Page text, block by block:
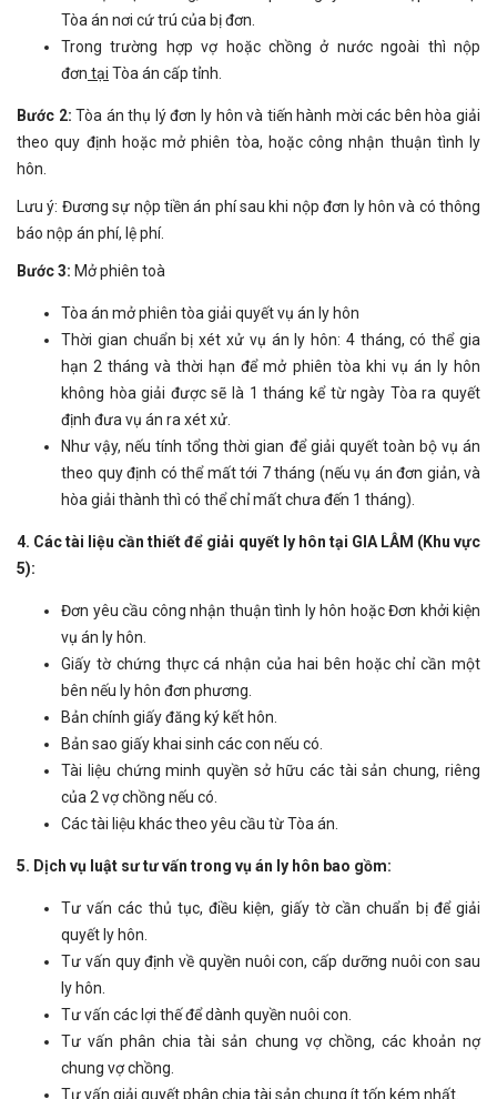
Tòa án nơi cứ trú của bị đơn.
Trong trường hợp vợ hoặc chồng ở nước ngoài thì nộp
đơn tại Tòa án cấp tỉnh.
Bước 2:Tòa án thụ lý đơn ly hôn và tiến hành mời các bên hòa giải
theo quy định hoặc mở phiên tòa, hoặc công nhận thuận tình ly
hôn.
Lưu ý: Đương sự nộp tiền án phí sau khi nộp đơn ly hôn và có thông
báo nộp án phí, lệ phí.
Bước 3: Mở phiên toà
Tòa án mở phiên tòa giải quyết vụ án ly hôn
Thời gian chuẩn bị xét xử vụ án ly hôn: 4 tháng, có thể gia
hạn 2 tháng và thời hạn để mở phiên tòa khi vụ án ly hôn
không hòa giải được sẽ là 1 tháng kể từ ngày Tòa ra quyết
định đưa vụ án ra xét xử.
Như vậy, nếu tính tổng thời gian để giải quyết toàn bộ vụ án
theo quy định có thể mất tới 7 tháng (nếu vụ án đơn giản, và
hòa giải thành thì có thể chỉ mất chưa đến 1 tháng).
4. Các tài liệu cần thiết để giải quyết ly hôn tại GIA LÂM (Khu vực
5):
Đơn yêu cầu công nhận thuận tình ly hôn hoặc Đơn khởi kiện
vụ án ly hôn.
Giấy tờ chứng thực cá nhận của hai bên hoặc chỉ cần một
bên nếu ly hôn đơn phương.
Bản chính giấy đăng ký kết hôn.
Bản sao giấy khai sinh các con nếu có.
Tài liệu chứng minh quyền sở hữu các tài sản chung, riêng
của 2 vợ chồng nếu có.
Các tài liệu khác theo yêu cầu từ Tòa án.
5. Dịch vụ luật sư tư vấn trong vụ án ly hôn bao gồm:
Tư vấn các thủ tục, điều kiện, giấy tờ cần chuẩn bị để giải
quyết ly hôn.
Tư vấn quy định về quyền nuôi con, cấp dưỡng nuôi con sau
ly hôn.
Tư vấn các lợi thế để dành quyền nuôi con.
Tư vấn phân chia tài sản chung vợ chồng, các khoản nợ
chung vợ chồng.
Tư vấn giải quyết phân chia tài sản chung ít tốn kém nhất.